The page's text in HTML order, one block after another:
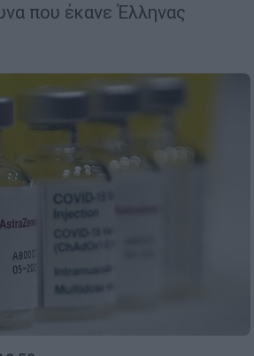
που έκανε Έλληνας